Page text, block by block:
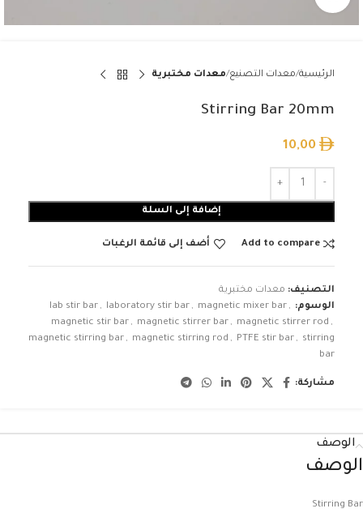
الرئيسية معدات التصنيع معدات مختبرية
Stirring Bar 20mm
10,00
إضافة إلى السلة
Add to compare أضف إلى قائمة الرغبات
التصنيف: معدات مختبرية
الوسوم:
lab stir bar , laboratory stir bar , magnetic mixer bar ,
magnetic stir bar , magnetic stirrer bar , magnetic stirrer rod ,
magnetic stirring bar , magnetic stirring rod , PTFE stir bar , stirring
bar
مشاركة:
الوصف
الوصف
Stirring Bar